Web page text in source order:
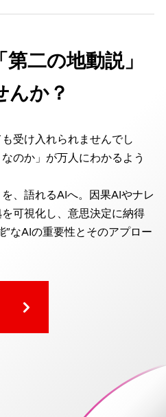
二の地動説」
んか？
受け入れられませんでし
のか」が万人にわかるよう
、語れるAIへ。因果AIやナレ
可視化し、意思決定に納得
”なAIの重要性とそのアプロー